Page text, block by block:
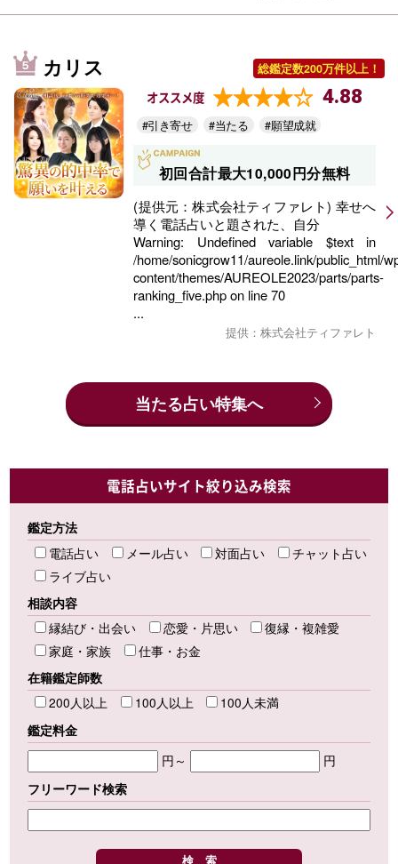
カリス 総鑑定数200万件以上！
オススメ度 4.88
#引き寄せ #当たる #願望成就
初回合計最大10,000円分無料
(提供元：株式会社ティファレト) 幸せへ
導く電話占いと題された、自分
Warning: Undefined variable $text in
/home/sonicgrow11/aureole.link/public_html/
content/themes/AUREOLE2023/parts/parts-
ranking_five.phpon line70
...
提供：株式会社ティファレト
当たる占い特集へ
電話占いサイト絞り込み検索
鑑定方法
電話占い
メール占い 対面占い
チャット占い
ライブ占い
相談内容
縁結び・出会い
恋愛・片思い
復縁・複雑愛
家庭・家族
仕事・お金
在籍鑑定師数
200人以上
100人以上
100人未満
鑑定料金
円～
円
フリーワード検索